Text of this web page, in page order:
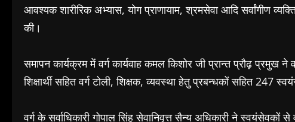
आवश्यक शारीरिक अभ्यास, योग प्राणायाम, श्रमसेवा आदि सर्वांगीण
की।
समापन कार्यक्रम में वर्ग कार्यवाह कमल किशोर जी प्रान्त प्रौढ़ प्रमुख
शिक्षार्थी सहित वर्ग टोली, शिक्षक, व्यवस्था हेतु प्रबन्धकों सहित 247
वर्ग के सर्वाधिकारी गोपाल सिंह सेवानिवृत्त सैन्य अधिकारी ने